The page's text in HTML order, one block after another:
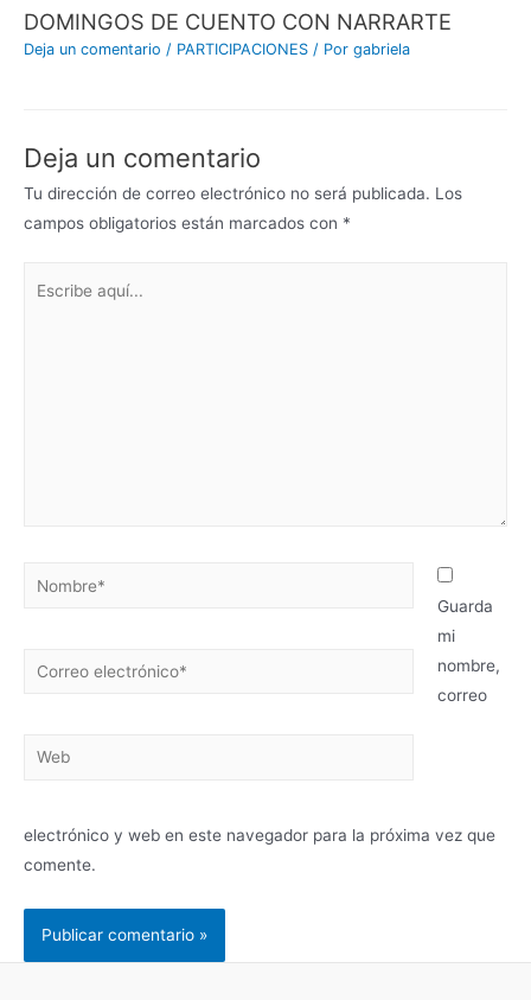
DOMINGOS DE CUENTO CON NARRARTE
Deja un comentario / PARTICIPACIONES / Por gabriela
Deja un comentario
Tu dirección de correo electrónico no será publicada. Los
campos obligatorios están marcados con *
Nombre*
Correo
Web
Guarda
mi
nombre,
correo
electrónico y web en este navegador para la próxima vez que
comente.